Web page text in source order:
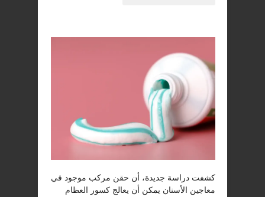
كشفت دراسة جديدة، أن حقن مركب موجود في
معاجين الأسنان يمكن أن يعالج كسور العظام